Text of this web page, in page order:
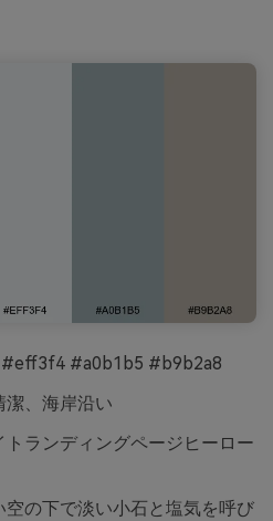
#a0b1b5 #b9b2a8
潔、海岸沿い
トランディングページヒーロー
の下で淡い小石と塩気を呼び